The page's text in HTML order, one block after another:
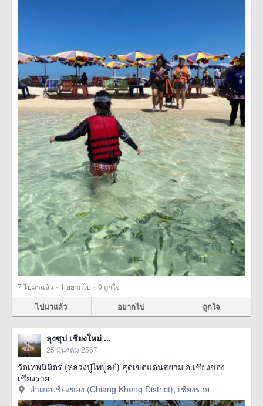
7ไปมาแล้ว · 1 อยากไป · 0 ถูกใจ
ไปมาแล้ว อยากไป ถูกใจ
ลุงซุป เชียงใหม่ ...
25 มีนาคม 2567
วัดเทพนิมิตร (หลวงปู่ไพบูลย์) สุดเขตแดนสยาม อ.เชียงของ
เชียงราย
อำเภอเชียงของ (Chiang Khong District), เชียงราย